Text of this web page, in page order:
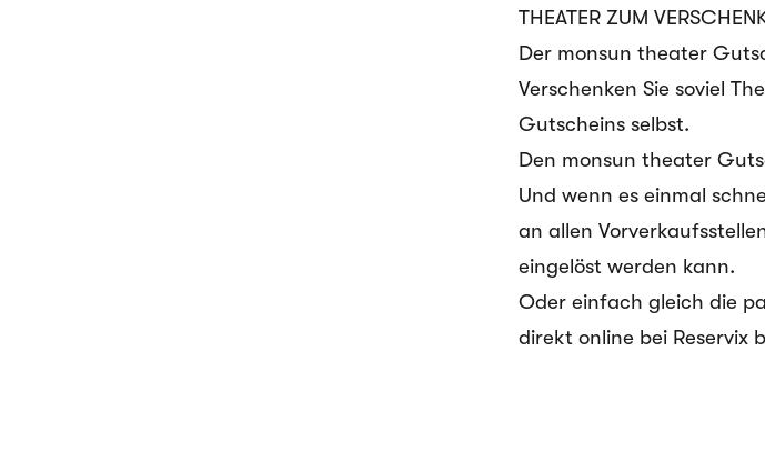
THEATER ZUM
Der monsun theater
Verschenken Sie soviel
Gutscheins selbst.
Den monsun theater
Und wenn es einmal
an allen
eingelöst werden kann.
Oder einfach gleich die
direkt online bei Reservix